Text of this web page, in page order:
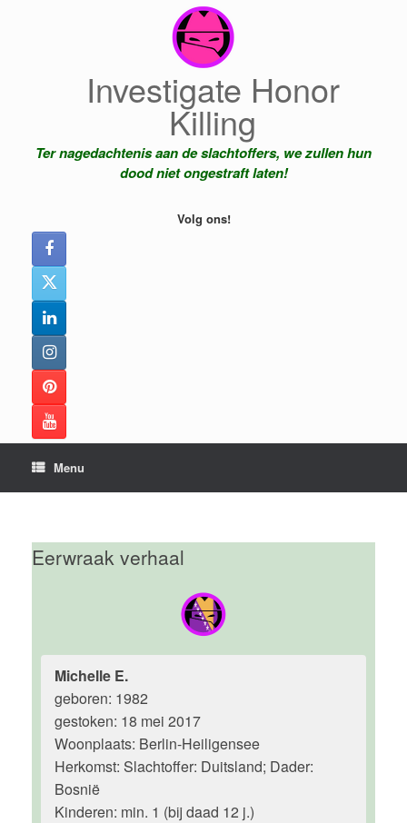
Investigate Honor
Killing
Ter nagedachtenis aan de slachtoffers, we zullen hun
dood niet ongestraft laten!
Volg ons!
Menu
Eerwraak verhaal
Michelle E.
geboren: 1982
gestoken: 18 mei 2017
Woonplaats: Berlin-Heiligensee
Herkomst: Slachtoffer: Duitsland; Dader:
Bosnië
Kinderen: min. 1 (bij daad 12 j.)